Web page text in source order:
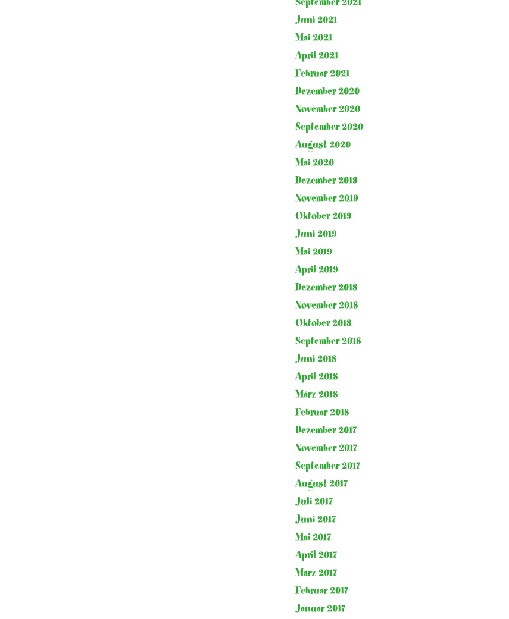
Juni 2021
Mai 2021
April 2021
Februar 2021
Dezember 2020
November 2020
September 2020
August 2020
Mai 2020
Dezember 2019
November 2019
Oktober 2019
Juni 2019
Mai 2019
April 2019
Dezember 2018
November 2018
Oktober 2018
September 2018
Juni 2018
April 2018
März 2018
Februar 2018
Dezember 2017
November 2017
September 2017
August 2017
Juli 2017
Juni 2017
Mai 2017
April 2017
März 2017
Februar 2017
Januar 2017